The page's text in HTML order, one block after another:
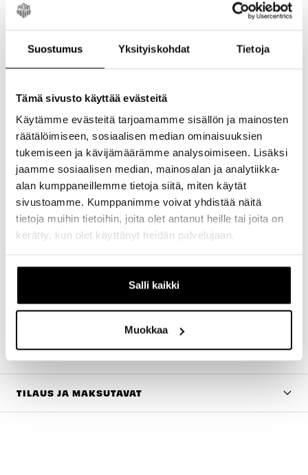
Suostumus Yksityiskohdat Tietoja
Tämä sivusto käyttää evästeitä
Käytämme evästeitä tarjoamamme sisällön ja mainosten
räätälöimiseen, sosiaalisen median ominaisuuksien
tukemiseen ja kävijämäärämme analysoimiseen. Lisäksi
jaamme sosiaalisen median, mainosalan ja analytiikka-
alan kumppaneillemme tietoja siitä, miten käytät
sivustoamme. Kumppanimme voivat yhdistää näitä
tietoja muihin tietoihin, joita olet antanut heille tai joita on
kerätty, kun olet käyttänyt heidän palvelujaan.
Salli kaikki
Muokkaa
Vettä hylkivä etuvetoketju myrskyläpällä
Huppu kiristyksellä
Vetoketjullinen rintatasku toimii myös
pakkauspussina
Pieneen pakkautuvuutensa ansiosta
erinomainen valinta ptikillekin reissuille
100% nailon
Kokotaulukko
XS S
Rinnanympärys
Vyötärö
74-
79-
84-
89-
TILAUS JA MAKSUTAVAT